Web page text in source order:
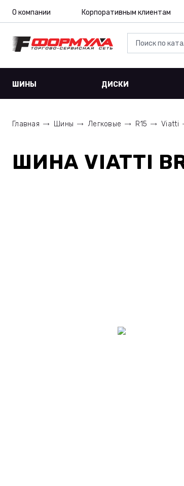
О компании Корпоративным клиентам
ШИНЫ ДИСКИ
Главная Шины Легковые R15 Viatti
ШИНА VIATTI